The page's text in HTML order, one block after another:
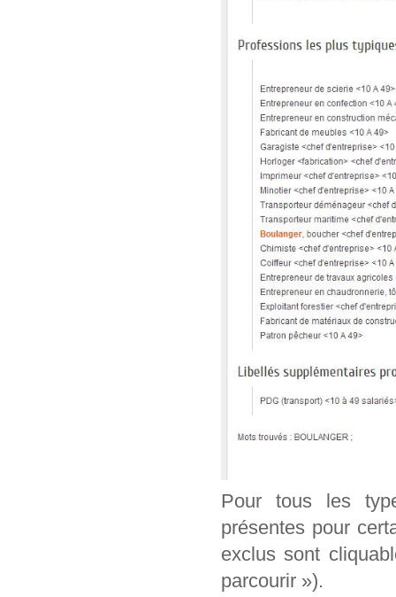
Pour tous les
présentes pour
exclus sont
parcourir »).